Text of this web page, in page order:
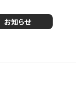
お知らせ